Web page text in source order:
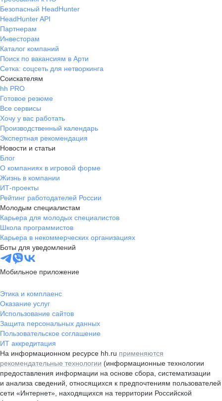
Безопасный HeadHunter
HeadHunter API
Партнерам
Инвесторам
Каталог компаний
Поиск по вакансиям в Арти
Сетка: соцсеть для нетворкинга
Соискателям
hh PRO
Готовое резюме
Все сервисы
Хочу у вас работать
Производственный календарь
Экспертная рекомендация
Новости и статьи
Блог
О компаниях в игровой форме
Жизнь в компании
ИТ-проекты
Рейтинг работодателей России
Молодым специалистам
Карьера для молодых специалистов
Школа программистов
Карьера в некоммерческих организациях
Боты для уведомлений
Мобильное приложение
Этика и комплаенс
Оказание услуг
Использование сайтов
Защита персональных данных
Пользовательское соглашение
ИТ аккредитация
На информационном ресурсе hh.ru применяются
рекомендательные технологии (информационные технологии
предоставления информации на основе сбора, систематизации
и анализа сведений, относящихся к предпочтениям пользователей
сети «Интернет», находящихся на территории Российской